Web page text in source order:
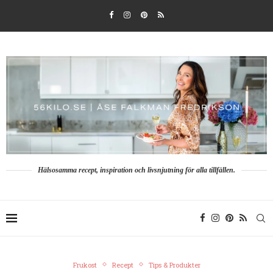
Hälsosamma recept, inspiration och livsnjutning för alla tillfällen.
Frukost Recept Tips & Produkter